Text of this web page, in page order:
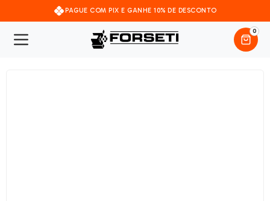
PAGUE COM PIX E GANHE 10% DE DESCONTO
0